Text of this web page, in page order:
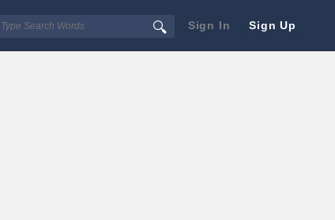
Sign In Sign Up